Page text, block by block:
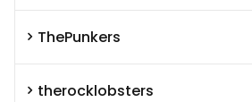
ThePunkers
therocklobsters